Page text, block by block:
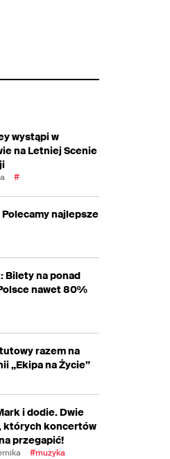
wystąpi w
na Letniej Scenie
#
najlepsze
Bilety na ponad
nawet 80%
razem na
„Ekipa na Życie”
i dodie. Dwie
których koncertów
przegapić!
#muzyka